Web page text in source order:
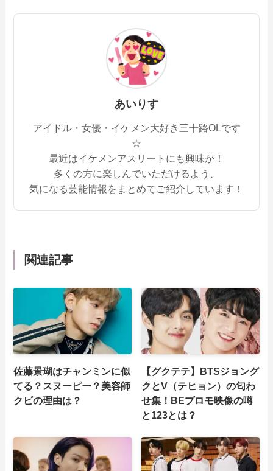
あいりす
アイドル・女優・イケメン大好き三十路OLです
☆
最近はイケメンアスリートにも興味が！
多くの方に楽しんでいただけるよう、
気になる芸能情報をまとめてご紹介しています！
関連記事
佐藤景瑚はチャンミンに似
てる？スヌーピー？美容師
クビの理由は？
【グクテテ】BTSジョング
クとV（テヒョン）の匂わ
せ集！BEプロモ映像の噂
と123とは？